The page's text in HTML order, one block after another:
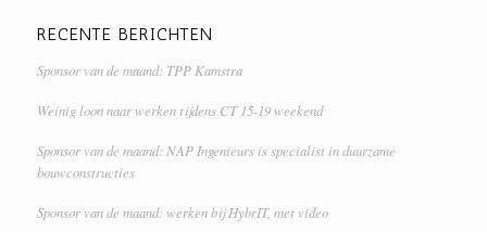
RECENTE BERICHTEN
Sponsor van de maand: TPP Kamstra
Weinig loon naar werken tijdens CT 15-19 weekend
Sponsor van de maand: NAP Ingenieurs is specialist in duurzame
bouwconstructies
Sponsor van de maand: werken bij HybrIT, met video